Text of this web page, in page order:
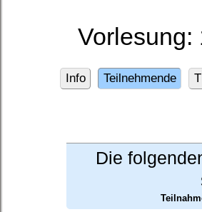
Vorlesung:
Info Teilnehmende
Die